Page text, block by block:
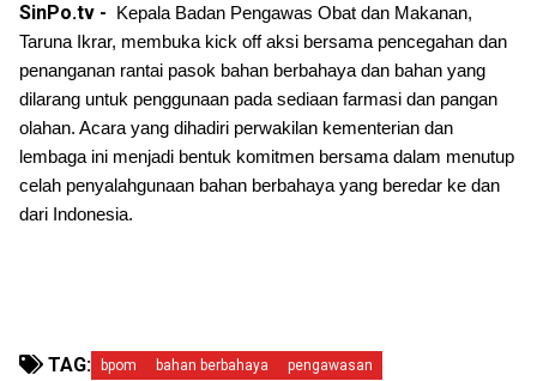
SinPo.tv -
Kepala Badan Pengawas Obat dan Makanan,
Taruna Ikrar, membuka kick off aksi bersama pencegahan dan
penanganan rantai pasok bahan berbahaya dan bahan yang
dilarang untuk penggunaan pada sediaan farmasi dan pangan
olahan. Acara yang dihadiri perwakilan kementerian dan
lembaga ini menjadi bentuk komitmen bersama dalam menutup
celah penyalahgunaan bahan berbahaya yang beredar ke dan
dari Indonesia.
TAG: bpom bahan berbahaya pengawasan